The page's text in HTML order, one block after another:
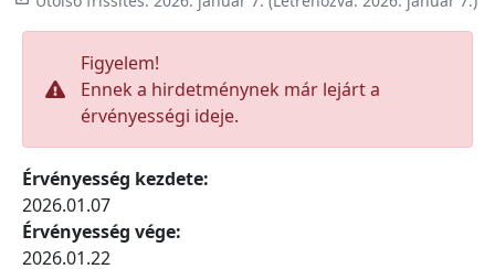
Figyelem!
Ennek a hirdetménynek már lejárt a
érvényességi ideje.
Érvényesség kezdete:
2026.01.07
Érvényesség vége:
2026.01.22